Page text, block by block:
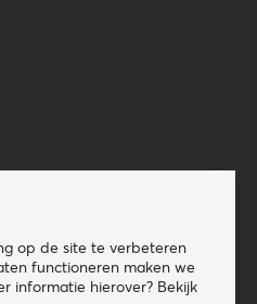
op de site te verbeteren
functioneren maken we
informatie hierover? Bekijk